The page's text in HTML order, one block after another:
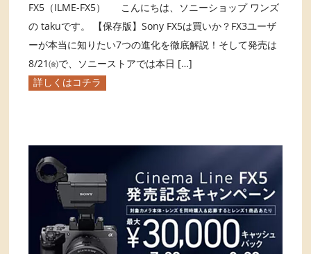
FX5（ILME-FX5） こんにちは、ソニーショップ ワンズ
の takuです。 【保存版】Sony FX5は買いか？FX3ユーザ
ーが本当に知りたい7つの進化を徹底解説！そして発売は
8/21㈮で、ソニーストアでは本日 […]
詳しくはコチラ